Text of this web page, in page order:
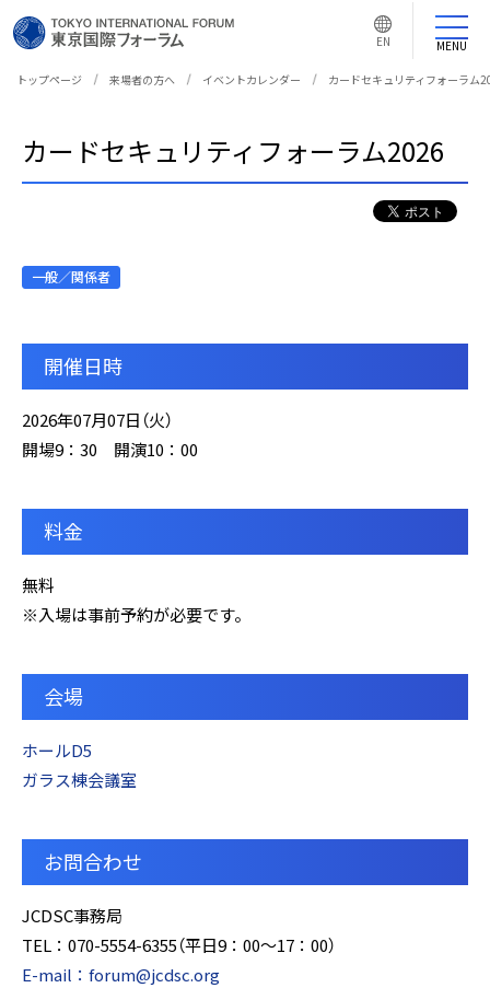
言
語
切
え
ボ
EN MENU
トップページ 来場者の方へ イベントカレンダー カードセキュリティフォーラム
カードセキュリティフォーラム2026
一般／関係者
開催日時
2026年07月07日（火）
開場9：30 開演10：00
料金
無料
※入場は事前予約が必要です。
会場
ホールD5
ガラス棟会議室
お問合わせ
JCDSC事務局
TEL：070-5554-6355（平日9：00～17：00）
E-mail：forum@jcdsc.org